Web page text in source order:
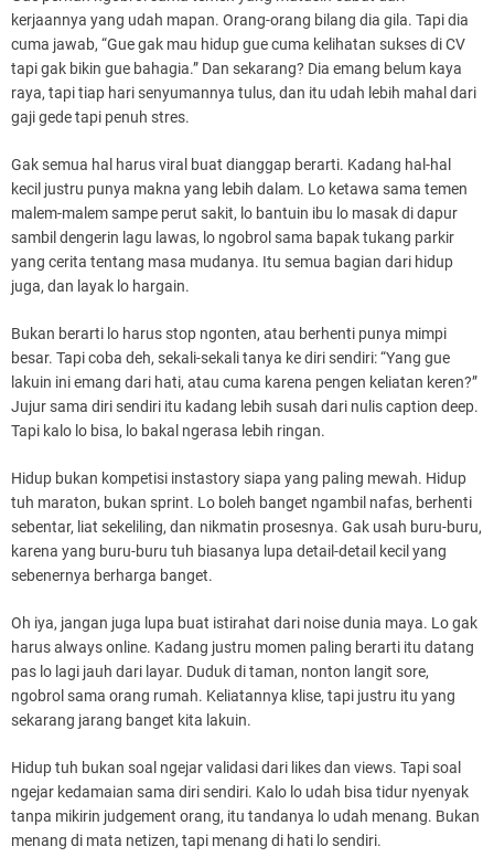
kerjaannya yang udah mapan. Orang-orang bilang dia gila. Tapi dia
cuma jawab, “Gue gak mau hidup gue cuma kelihatan sukses di CV
tapi gak bikin gue bahagia.” Dan sekarang? Dia emang belum kaya
raya, tapi tiap hari senyumannya tulus, dan itu udah lebih mahal dari
gaji gede tapi penuh stres.
Gak semua hal harus viral buat dianggap berarti. Kadang hal-hal
kecil justru punya makna yang lebih dalam. Lo ketawa sama temen
malem-malem sampe perut sakit, lo bantuin ibu lo masak di dapur
sambil dengerin lagu lawas, lo ngobrol sama bapak tukang parkir
yang cerita tentang masa mudanya. Itu semua bagian dari hidup
juga, dan layak lo hargain.
Bukan berarti lo harus stop ngonten, atau berhenti punya mimpi
besar. Tapi coba deh, sekali-sekali tanya ke diri sendiri: “Yang gue
lakuin ini emang dari hati, atau cuma karena pengen keliatan keren?”
Jujur sama diri sendiri itu kadang lebih susah dari nulis caption deep.
Tapi kalo lo bisa, lo bakal ngerasa lebih ringan.
Hidup bukan kompetisi instastory siapa yang paling mewah. Hidup
tuh maraton, bukan sprint. Lo boleh banget ngambil nafas, berhenti
sebentar, liat sekeliling, dan nikmatin prosesnya. Gak usah buru-buru,
karena yang buru-buru tuh biasanya lupa detail-detail kecil yang
sebenernya berharga banget.
Oh iya, jangan juga lupa buat istirahat dari noise dunia maya. Lo gak
harus always online. Kadang justru momen paling berarti itu datang
pas lo lagi jauh dari layar. Duduk di taman, nonton langit sore,
ngobrol sama orang rumah. Keliatannya klise, tapi justru itu yang
sekarang jarang banget kita lakuin.
Hidup tuh bukan soal ngejar validasi dari likes dan views. Tapi soal
ngejar kedamaian sama diri sendiri. Kalo lo udah bisa tidur nyenyak
tanpa mikirin judgement orang, itu tandanya lo udah menang. Bukan
menang di mata netizen, tapi menang di hati lo sendiri.